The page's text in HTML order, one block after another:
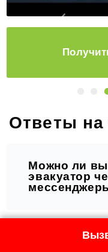
Ответы
Можно ли
эвакуатор
Нужен